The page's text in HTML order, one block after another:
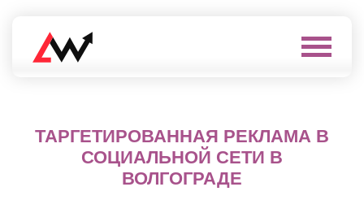
Выберите
город
А
Альметьевск
Нижневартовск
Нижнекамск
Нижний
ТАРГЕТИРОВАННАЯ РЕКЛАМА В
СОЦИАЛЬНОЙ СЕТИ В
ВОЛГОГРАДЕ